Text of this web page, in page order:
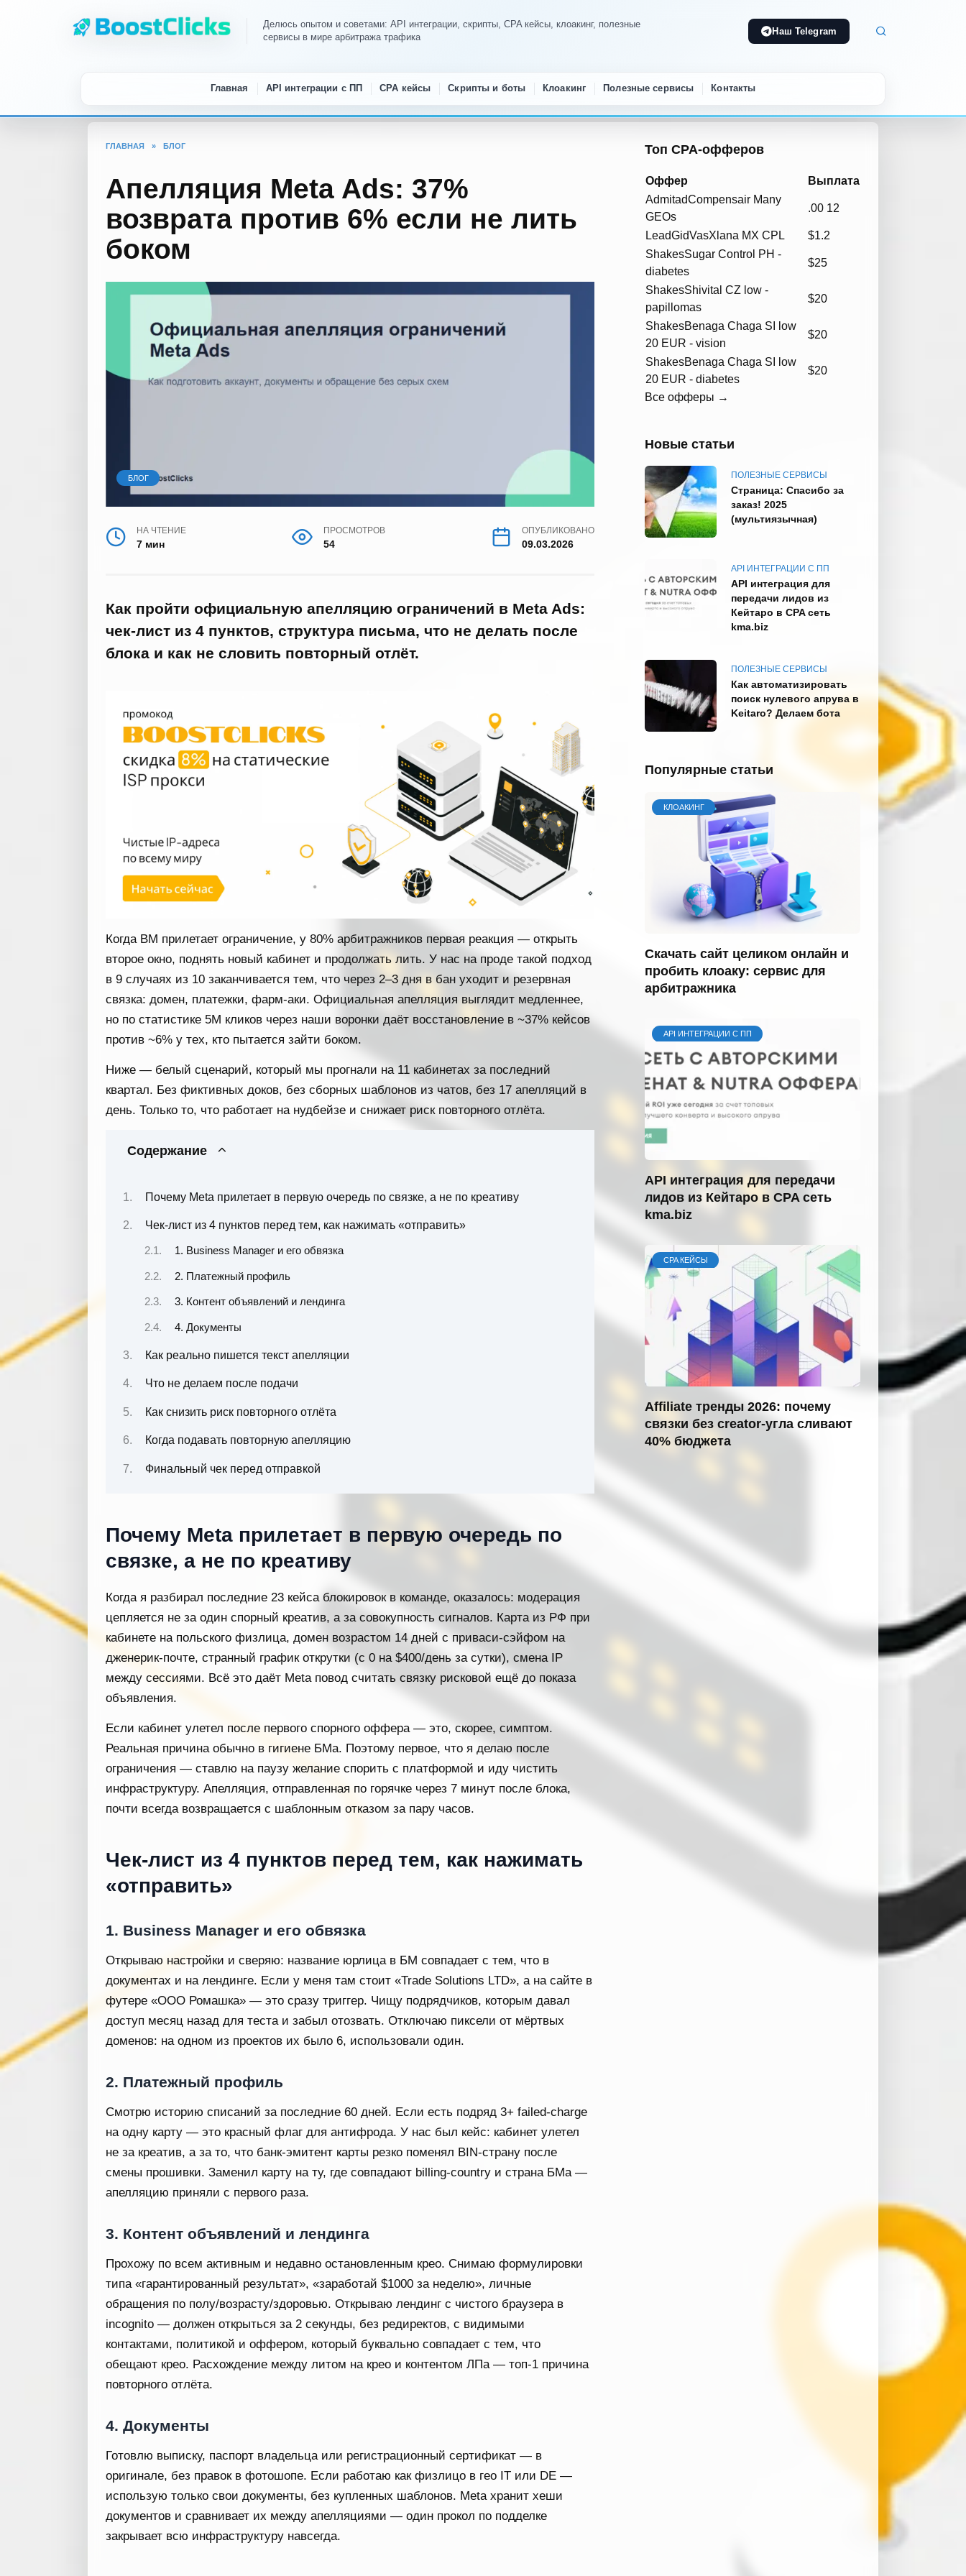
Делюсь опытом и советами: API интеграции, скрипты, CPA кейсы, клоакинг, полезные
сервисы в мире арбитража трафика
Наш Telegram
Главная API интеграции с ПП CPA кейсы Скрипты и боты Клоакинг Полезные сервисы Контакты
ГЛАВНАЯ » БЛОГ
Апелляция Meta Ads: 37%
возврата против 6% если не лить
боком
БЛОГ
НА ЧТЕНИЕ
7 мин
ПРОСМОТРОВ
54
ОПУБЛИКОВАНО
09.03.2026
Как пройти официальную апелляцию ограничений в Meta Ads:
чек-лист из 4 пунктов, структура письма, что не делать после
блока и как не словить повторный отлёт.
Когда BM прилетает ограничение, у 80% арбитражников первая реакция — открыть
второе окно, поднять новый кабинет и продолжать лить. У нас на проде такой подход
в 9 случаях из 10 заканчивается тем, что через 2–3 дня в бан уходит и резервная
связка: домен, платежки, фарм-аки. Официальная апелляция выглядит медленнее,
но по статистике 5М кликов через наши воронки даёт восстановление в ~37% кейсов
против ~6% у тех, кто пытается зайти боком.
Ниже — белый сценарий, который мы прогнали на 11 кабинетах за последний
квартал. Без фиктивных доков, без сборных шаблонов из чатов, без 17 апелляций в
день. Только то, что работает на нудбейзе и снижает риск повторного отлёта.
Содержание
Почему Meta прилетает в первую очередь по связке, а не по креативу
Чек-лист из 4 пунктов перед тем, как нажимать «отправить»
1. Business Manager и его обвязка
2. Платежный профиль
3. Контент объявлений и лендинга
4. Документы
Как реально пишется текст апелляции
Что не делаем после подачи
Как снизить риск повторного отлёта
Когда подавать повторную апелляцию
Финальный чек перед отправкой
Почему Meta прилетает в первую очередь по
связке, а не по креативу
Когда я разбирал последние 23 кейса блокировок в команде, оказалось: модерация
цепляется не за один спорный креатив, а за совокупность сигналов. Карта из РФ при
кабинете на польского физлица, домен возрастом 14 дней с приваси-сэйфом на
дженерик-почте, странный график открутки (с 0 на $400/день за сутки), смена IP
между сессиями. Всё это даёт Meta повод считать связку рисковой ещё до показа
объявления.
Если кабинет улетел после первого спорного оффера — это, скорее, симптом.
Реальная причина обычно в гигиене БМа. Поэтому первое, что я делаю после
ограничения — ставлю на паузу желание спорить с платформой и иду чистить
инфраструктуру. Апелляция, отправленная по горячке через 7 минут после блока,
почти всегда возвращается с шаблонным отказом за пару часов.
Чек-лист из 4 пунктов перед тем, как нажимать
«отправить»
1. Business Manager и его обвязка
Открываю настройки и сверяю: название юрлица в БМ совпадает с тем, что в
документах и на лендинге. Если у меня там стоит «Trade Solutions LTD», а на сайте в
футере «ООО Ромашка» — это сразу триггер. Чищу подрядчиков, которым давал
доступ месяц назад для теста и забыл отозвать. Отключаю пиксели от мёртвых
доменов: на одном из проектов их было 6, использовали один.
2. Платежный профиль
Смотрю историю списаний за последние 60 дней. Если есть подряд 3+ failed-charge
на одну карту — это красный флаг для антифрода. У нас был кейс: кабинет улетел
не за креатив, а за то, что банк-эмитент карты резко поменял BIN-страну после
смены прошивки. Заменил карту на ту, где совпадают billing-country и страна БМа —
апелляцию приняли с первого раза.
3. Контент объявлений и лендинга
Прохожу по всем активным и недавно остановленным крео. Снимаю формулировки
типа «гарантированный результат», «заработай $1000 за неделю», личные
обращения по полу/возрасту/здоровью. Открываю лендинг с чистого браузера в
incognito — должен открыться за 2 секунды, без редиректов, с видимыми
контактами, политикой и оффером, который буквально совпадает с тем, что
обещают крео. Расхождение между литом на крео и контентом ЛПа — топ-1 причина
повторного отлёта.
4. Документы
Готовлю выписку, паспорт владельца или регистрационный сертификат — в
оригинале, без правок в фотошопе. Если работаю как физлицо в гео IT или DE —
использую только свои документы, без купленных шаблонов. Meta хранит хеши
документов и сравнивает их между апелляциями — один прокол по подделке
закрывает всю инфраструктуру навсегда.
Топ CPA-офферов
Оффер
Выплата
AdmitadCompensair Many
GEOs
.00 12
LeadGidVasXlana MX CPL
$1.2
ShakesSugar Control PH -
diabetes
$25
ShakesShivital CZ low -
papillomas
$20
ShakesBenaga Chaga SI low
20 EUR - vision
$20
ShakesBenaga Chaga SI low
20 EUR - diabetes
$20
Все офферы →
Новые статьи
ПОЛЕЗНЫЕ СЕРВИСЫ
Страница: Спасибо за
заказ! 2025
(мультиязычная)
API ИНТЕГРАЦИИ С ПП
API интеграция для
передачи лидов из
Кейтаро в CPA сеть
kma.biz
ПОЛЕЗНЫЕ СЕРВИСЫ
Как автоматизировать
поиск нулевого апрува в
Keitaro? Делаем бота
Популярные статьи
КЛОАКИНГ
Скачать сайт целиком онлайн и
пробить клоаку: сервис для
арбитражника
API ИНТЕГРАЦИИ С ПП
API интеграция для передачи
лидов из Кейтаро в CPA сеть
kma.biz
CPA КЕЙСЫ
Affiliate тренды 2026: почему
связки без creator-угла сливают
40% бюджета